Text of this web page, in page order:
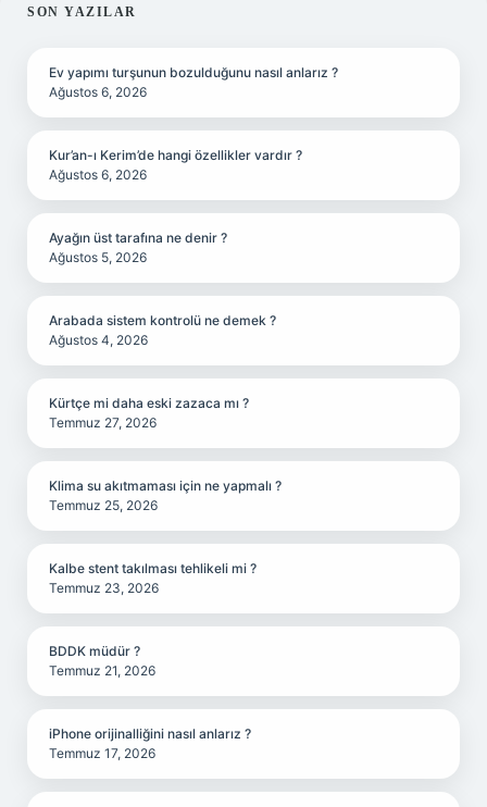
SIDEBAR
SON YAZILAR
Ev yapımı turşunun bozulduğunu nasıl anlarız ?
Ağustos 6, 2026
Kur’an-ı Kerim’de hangi özellikler vardır ?
Ağustos 6, 2026
Ayağın üst tarafına ne denir ?
Ağustos 5, 2026
Arabada sistem kontrolü ne demek ?
Ağustos 4, 2026
Kürtçe mi daha eski zazaca mı ?
Temmuz 27, 2026
Klima su akıtmaması için ne yapmalı ?
Temmuz 25, 2026
Kalbe stent takılması tehlikeli mi ?
Temmuz 23, 2026
BDDK müdür ?
Temmuz 21, 2026
iPhone orijinalliğini nasıl anlarız ?
Temmuz 17, 2026